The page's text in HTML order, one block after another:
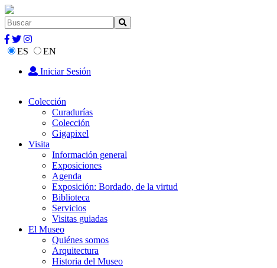
ES
EN
Iniciar Sesión
Colección
Curadurías
Colección
Gigapixel
Visita
Información general
Exposiciones
Agenda
Exposición: Bordado, de la virtud
Biblioteca
Servicios
Visitas guiadas
El Museo
Quiénes somos
Arquitectura
Historia del Museo